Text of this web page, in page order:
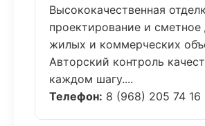
Высококачественная
проектирование и сметное
жилых и коммерческих
Авторский контроль
каждом шагу....
Телефон: 8 (968) 205 74 16